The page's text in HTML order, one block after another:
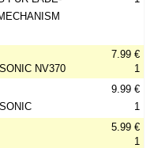
NV370
7.99 €
1
9.99 €
1
5.99 €
1